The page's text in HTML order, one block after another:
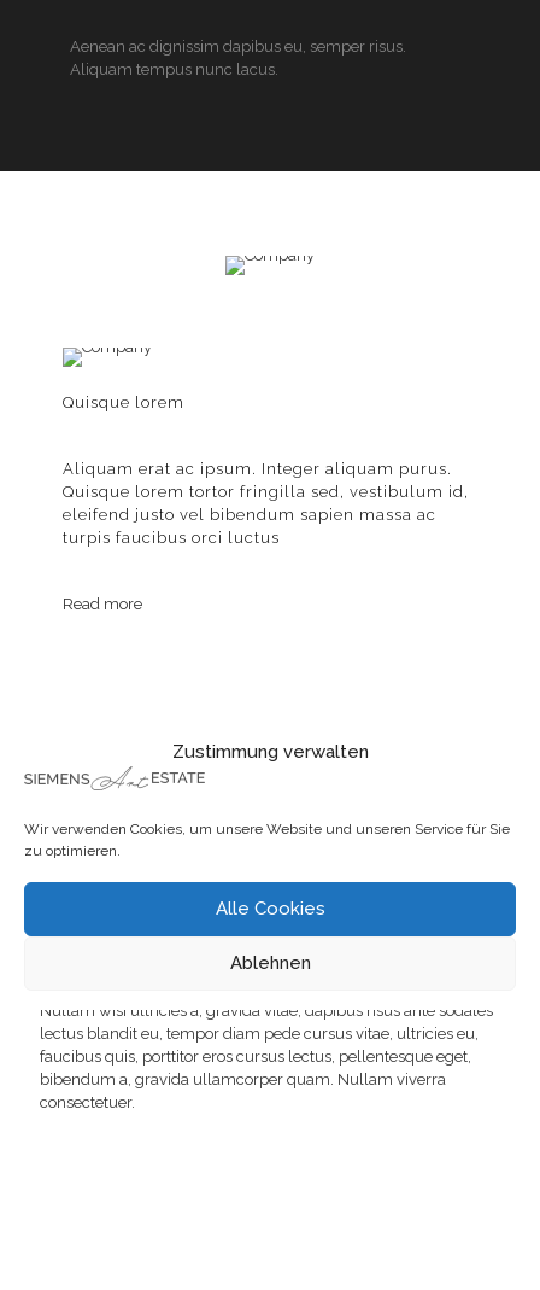
Zustimmung verwalten
Wir verwenden Cookies, um unsere Website und unseren Service für Sie
zu optimieren.
Alle Cookies
Ablehnen
Aenean ac dignissim dapibus eu, semper risus.
Aliquam tempus nunc lacus.
Quisque lorem
Aliquam erat ac ipsum. Integer aliquam purus.
Quisque lorem tortor fringilla sed, vestibulum id,
eleifend justo vel bibendum sapien massa ac
turpis faucibus orci luctus
Read more
Cum sociis natoque
Nullam viverra consectetuer. Quisque cursus et,
porttitor risus. Aliquam sem. In hendrerit nulla quam
nunc, accumsan congue.
Nullam wisi ultricies a, gravida vitae, dapibus risus ante sodales
lectus blandit eu, tempor diam pede cursus vitae, ultricies eu,
faucibus quis, porttitor eros cursus lectus, pellentesque eget,
bibendum a, gravida ullamcorper quam. Nullam viverra
consectetuer.